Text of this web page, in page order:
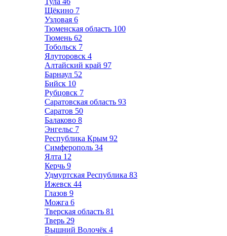
Щёкино 7
Узловая 6
Тюменская область 100
Тюмень 62
Тобольск 7
Ялуторовск 4
Алтайский край 97
Барнаул 52
Бийск 10
Рубцовск 7
Саратовская область 93
Саратов 50
Балаково 8
Энгельс 7
Республика Крым 92
Симферополь 34
Ялта 12
Керчь 9
Удмуртская Республика 83
Ижевск 44
Глазов 9
Можга 6
Тверская область 81
Тверь 29
Вышний Волочёк 4